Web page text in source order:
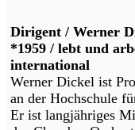
Dirigent / Werner
*1959 / lebt und
international
Werner Dickel ist
an der Hochschule
Er ist langjähriges